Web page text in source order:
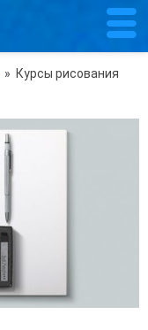
» Курсы рисования